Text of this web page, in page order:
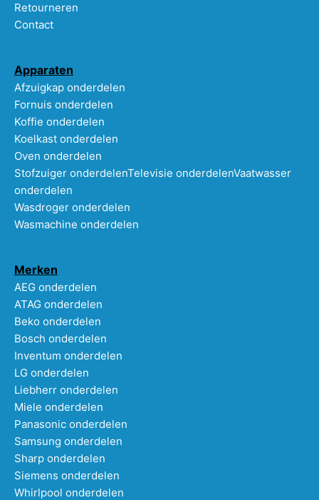
Retourneren
Contact
Apparaten
Afzuigkap onderdelen
Fornuis onderdelen
Koffie onderdelen
Koelkast onderdelen
Oven onderdelen
Stofzuiger onderdelenTelevisie onderdelenVaatwasser
onderdelen
Wasdroger onderdelen
Wasmachine onderdelen
Merken
AEG onderdelen
ATAG onderdelen
Beko onderdelen
Bosch onderdelen
Inventum onderdelen
LG onderdelen
Liebherr onderdelen
Miele onderdelen
Panasonic onderdelen
Samsung onderdelen
Sharp onderdelen
Siemens onderdelen
Whirlpool onderdelen